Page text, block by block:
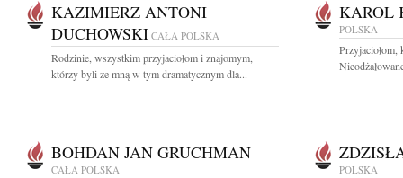
KAZIMIERZ ANTONI
DUCHOWSKI CAŁA POLSKA
Rodzinie, wszystkim przyjaciołom i znajomym,
którzy byli ze mną w tym dramatycznym dla...
KAROL
POLSKA
Przyjaciołom,
BOHDAN JAN GRUCHMAN
CAŁA POLSKA POLSKA